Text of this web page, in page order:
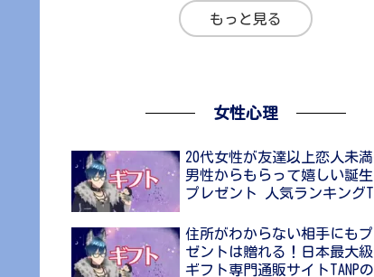
もっと見る
女性心理
20代女性が友達以上恋人未
男性からもらって嬉しい誕生
プレゼント 人気ランキング
住所がわからない相手にも
ゼントは贈れる！日本最大
ギフト専門通販サイトTANP